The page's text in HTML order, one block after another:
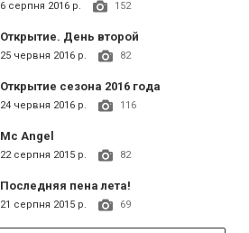
6 серпня 2016 р. 152
Открытие. День второй
25 червня 2016 р. 82
Открытие сезона 2016 года
24 червня 2016 р. 116
Mc Angel
22 серпня 2015 р. 82
Последняя пена лета!
21 серпня 2015 р. 69